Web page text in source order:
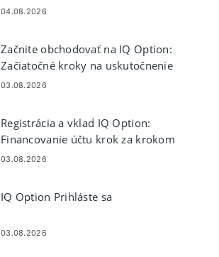
04.08.2026
Začnite obchodovať na IQ Option:
Začiatočné kroky na uskutočnenie
prvých obchodov
03.08.2026
Registrácia a vklad IQ Option:
Financovanie účtu krok za krokom
03.08.2026
IQ Option Prihláste sa
03.08.2026